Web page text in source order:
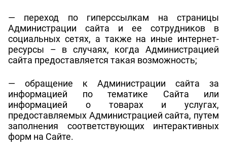
— переход по гиперссылкам на страницы
Администрации сайта и ее сотрудников в
социальных сетях, а также на иные интернет-
ресурсы – в случаях, когда Администрацией
сайта предоставляется такая возможность;
— обращение к Администрации сайта за
информацией по тематике Сайта или
информацией о товарах и услугах,
предоставляемых Администрацией сайта, путем
заполнения соответствующих интерактивных
форм на Сайте.